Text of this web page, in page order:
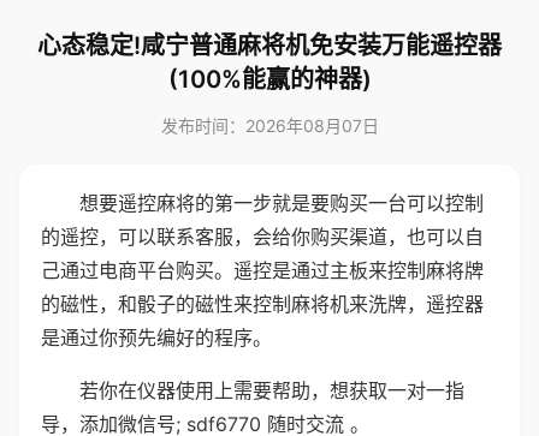
心态稳定!咸宁普通麻将机免安装万能遥控器
(100%能赢的神器)
发布时间：2026年08月07日
想要遥控麻将的第一步就是要购买一台可以控制
的遥控，可以联系客服，会给你购买渠道，也可以自
己通过电商平台购买。遥控是通过主板来控制麻将牌
的磁性，和骰子的磁性来控制麻将机来洗牌，遥控器
是通过你预先编好的程序。
若你在仪器使用上需要帮助，想获取一对一指
导，添加微信号; sdf6770 随时交流 。